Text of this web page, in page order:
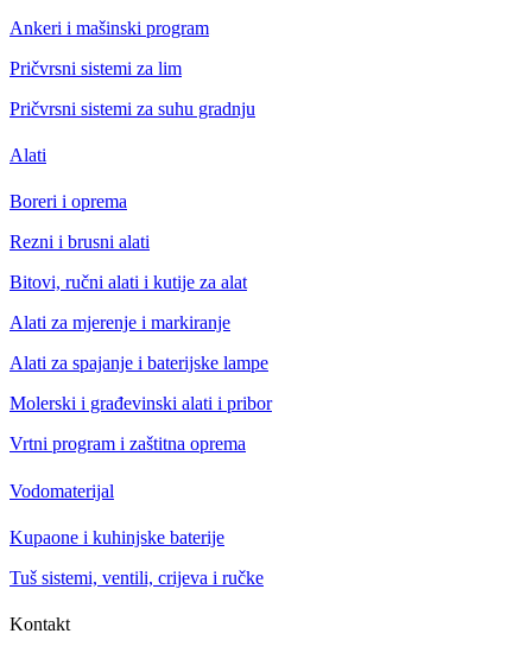
Ankeri i mašinski program
Pričvrsni sistemi za lim
Pričvrsni sistemi za suhu gradnju
Alati
Boreri i oprema
Rezni i brusni alati
Bitovi, ručni alati i kutije za alat
Alati za mjerenje i markiranje
Alati za spajanje i baterijske lampe
Molerski i građevinski alati i pribor
Vrtni program i zaštitna oprema
Vodomaterijal
Kupaone i kuhinjske baterije
Tuš sistemi, ventili, crijeva i ručke
Kontakt